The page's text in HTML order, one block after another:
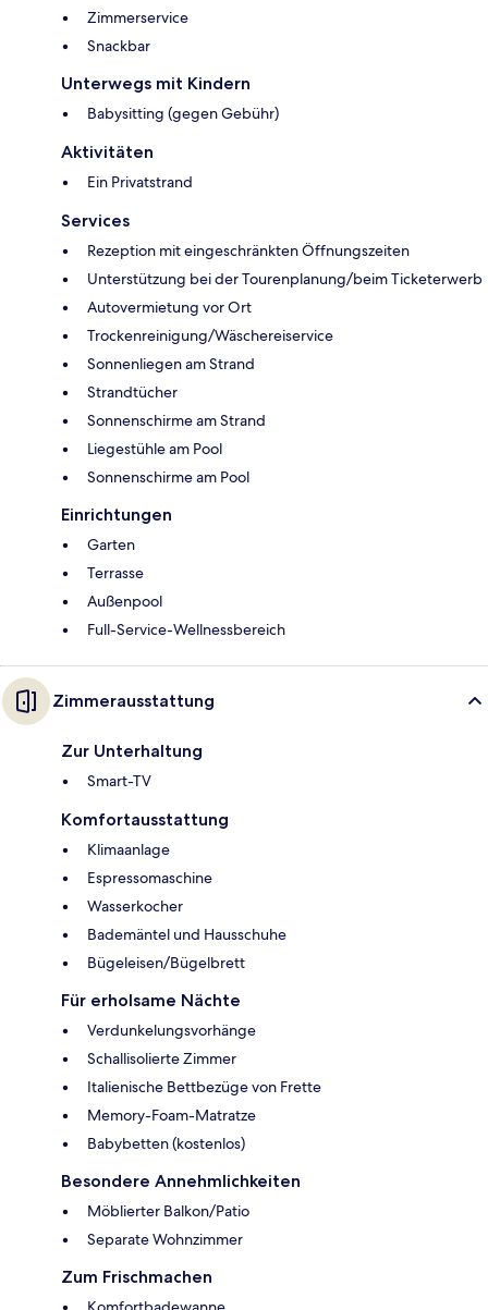
Zimmerservice
Snackbar
Unterwegs mit Kindern
Babysitting (gegen Gebühr)
Aktivitäten
Ein Privatstrand
Services
Rezeption mit eingeschränkten Öffnungszeiten
Unterstützung bei der Tourenplanung/beim Ticketerwerb
Autovermietung vor Ort
Trockenreinigung/Wäschereiservice
Sonnenliegen am Strand
Strandtücher
Sonnenschirme am Strand
Liegestühle am Pool
Sonnenschirme am Pool
Einrichtungen
Garten
Terrasse
Außenpool
Full-Service-Wellnessbereich
Zimmerausstattung
Zur Unterhaltung
Smart-TV
Komfortausstattung
Klimaanlage
Espressomaschine
Wasserkocher
Bademäntel und Hausschuhe
Bügeleisen/Bügelbrett
Für erholsame Nächte
Verdunkelungsvorhänge
Schallisolierte Zimmer
Italienische Bettbezüge von Frette
Memory-Foam-Matratze
Babybetten (kostenlos)
Besondere Annehmlichkeiten
Möblierter Balkon/Patio
Separate Wohnzimmer
Zum Frischmachen